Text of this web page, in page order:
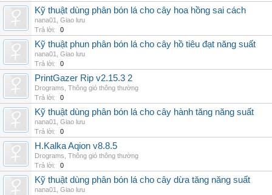
Kỹ thuật dùng phân bón lá cho cây hoa hồng sai cách
nana01
Giao lưu
Trả lời:
0
Kỹ thuật phun phân bón lá cho cây hồ tiêu đạt năng suất
nana01
Giao lưu
Trả lời:
0
PrintGazer Rip v2.15.3 2
Drograms Thông gió thông thường
Trả lời:
0
Kỹ thuật dùng phân bón lá cho cây hành tăng năng suất
nana01
Giao lưu
Trả lời:
0
H.Kalka Aqion v8.8.5
Drograms Thông gió thông thường
Trả lời:
0
Kỹ thuật dùng phân bón lá cho cây dừa tăng năng suất
nana01
Giao lưu